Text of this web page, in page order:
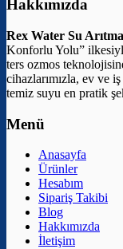
Hakkımızda
Rex Water Su Arıtma
Konforlu Yolu”
ters ozmos
cihazlarımızla, ev ve
temiz suyu en pratik
Menü
Anasayfa
Ürünler
Hesabım
Sipariş Takibi
Blog
Hakkımızda
İletişim